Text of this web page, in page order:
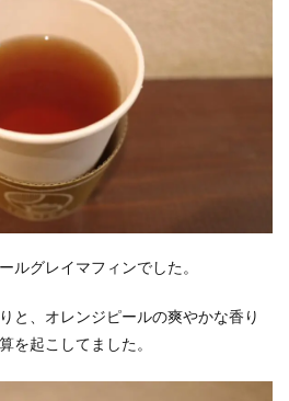
ルグレイマフィンでした。
と、オレンジピールの爽やかな香り
を起こしてました。